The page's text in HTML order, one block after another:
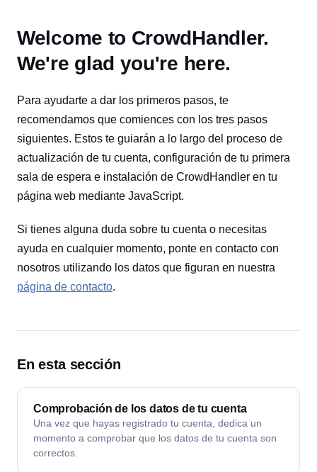
Welcome to CrowdHandler.
We're glad you're here.
Para ayudarte a dar los primeros pasos, te
recomendamos que comiences con los tres pasos
siguientes. Estos te guiarán a lo largo del proceso de
actualización de tu cuenta, configuración de tu primera
sala de espera e instalación de CrowdHandler en tu
página web mediante JavaScript.
Si tienes alguna duda sobre tu cuenta o necesitas
ayuda en cualquier momento, ponte en contacto con
nosotros utilizando los datos que figuran en nuestra
página de contacto.
En esta sección
Comprobación de los datos de tu cuenta
Una vez que hayas registrado tu cuenta, dedica un
momento a comprobar que los datos de tu cuenta son
correctos.